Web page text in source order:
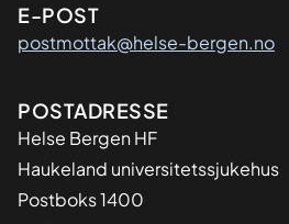
E-POST
postmottak@helse-bergen.no
Adresse
POSTADRESSE
Helse Bergen HF
Haukeland universitetssjukehus
Postboks 1400